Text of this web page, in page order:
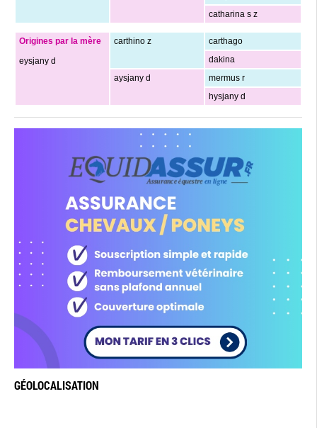
catharina s z
Origines par la mère
eysjany d
carthino z
carthago
dakina
aysjany d
mermus r
hysjany d
GÉOLOCALISATION